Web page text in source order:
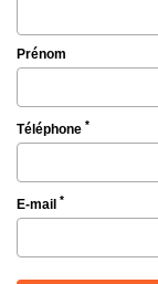
Prénom
Téléphone *
E-mail *